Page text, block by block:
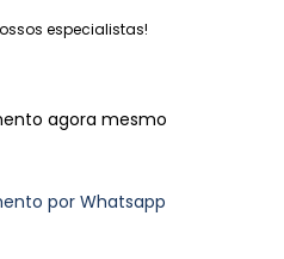
especialistas!
agora mesmo
por Whatsapp